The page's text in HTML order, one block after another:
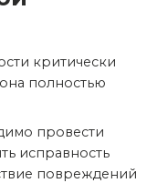
критически
полностью
провести
исправность
повреждений